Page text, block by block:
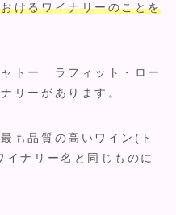
けるワイナリーのことを
トー ラフィット・ロー
リーがあります。
も品質の高いワイン(ト
ナリー名と同じものに